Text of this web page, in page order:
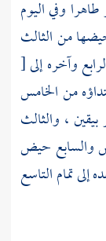
وفي اليوم
من الثالث
وآخره إلى[
من الخامس
، والثالث
والسابع حيض
تمام التاسع